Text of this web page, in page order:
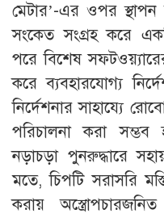
মেটার’-এর ওপর স্থাপন
সংকেত সংগ্রহ করে
পরে বিশেষ
করে ব্যবহারযোগ্য
নির্দেশনার সাহায্যে
পরিচালনা করা সম্ভব
নড়াচড়া পুনরুদ্ধারে
মতে, চিপটি সরাসরি
করায়